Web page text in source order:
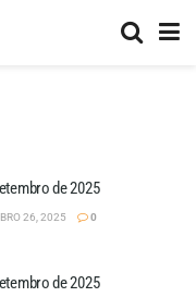
de 2025
26, 2025 0
de 2025